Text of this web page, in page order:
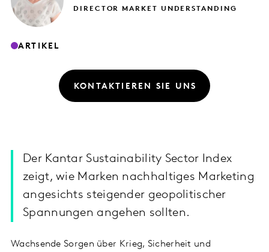
DIRECTOR MARKET UNDERSTANDING
ARTIKEL
KONTAKTIEREN SIE UNS
Der Kantar Sustainability Sector Index
zeigt, wie Marken nachhaltiges Marketing
angesichts steigender geopolitischer
Spannungen angehen sollten.
Wachsende Sorgen über Krieg, Sicherheit und